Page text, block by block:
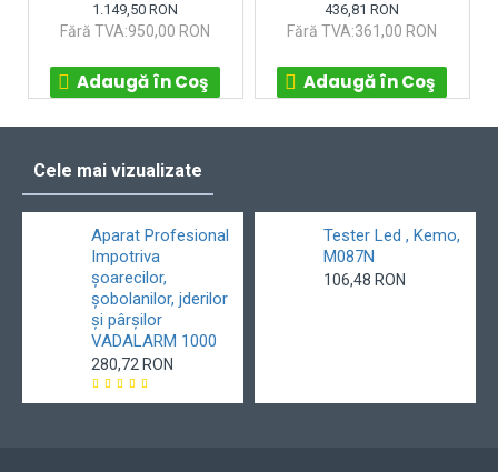
1.149,50 RON
Fără TVA:950,00 RON
Adaugă în Coş
436,81 RON
Fără TVA:361,00 RON
Adaugă în Coş
Cele mai vizualizate
Aparat Profesional
Impotriva
șoarecilor,
șobolanilor, jderilor
și pârșilor
VADALARM 1000
280,72 RON
Tester Led , Kemo,
M087N
106,48 RON